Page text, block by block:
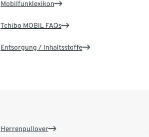
Mobilfunklexikon
Tchibo MOBIL FAQs
Entsorgung / Inhaltsstoffe
Herrenpullover